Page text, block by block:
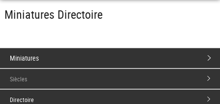
Miniatures Directoire
Miniatures
Siècles
Directoire